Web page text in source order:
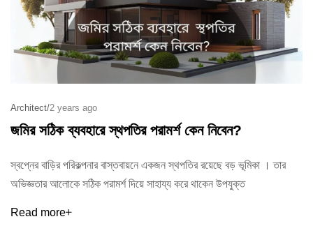
Architect/2 years ago
জমির সঠিক ব্যবহারে স্থপতির পরামর্শ কেন নিবেন?
স্বপ্নের বাড়ির পরিকল্পনার বাস্তবায়নে একজন স্থপতির রয়েছে বড় ভূমিকা । তার
অভিজ্ঞতার আলোকে সঠিক পরামর্শ দিয়ে সাহায্য করে থাকেন উপযুক্ত
Read more